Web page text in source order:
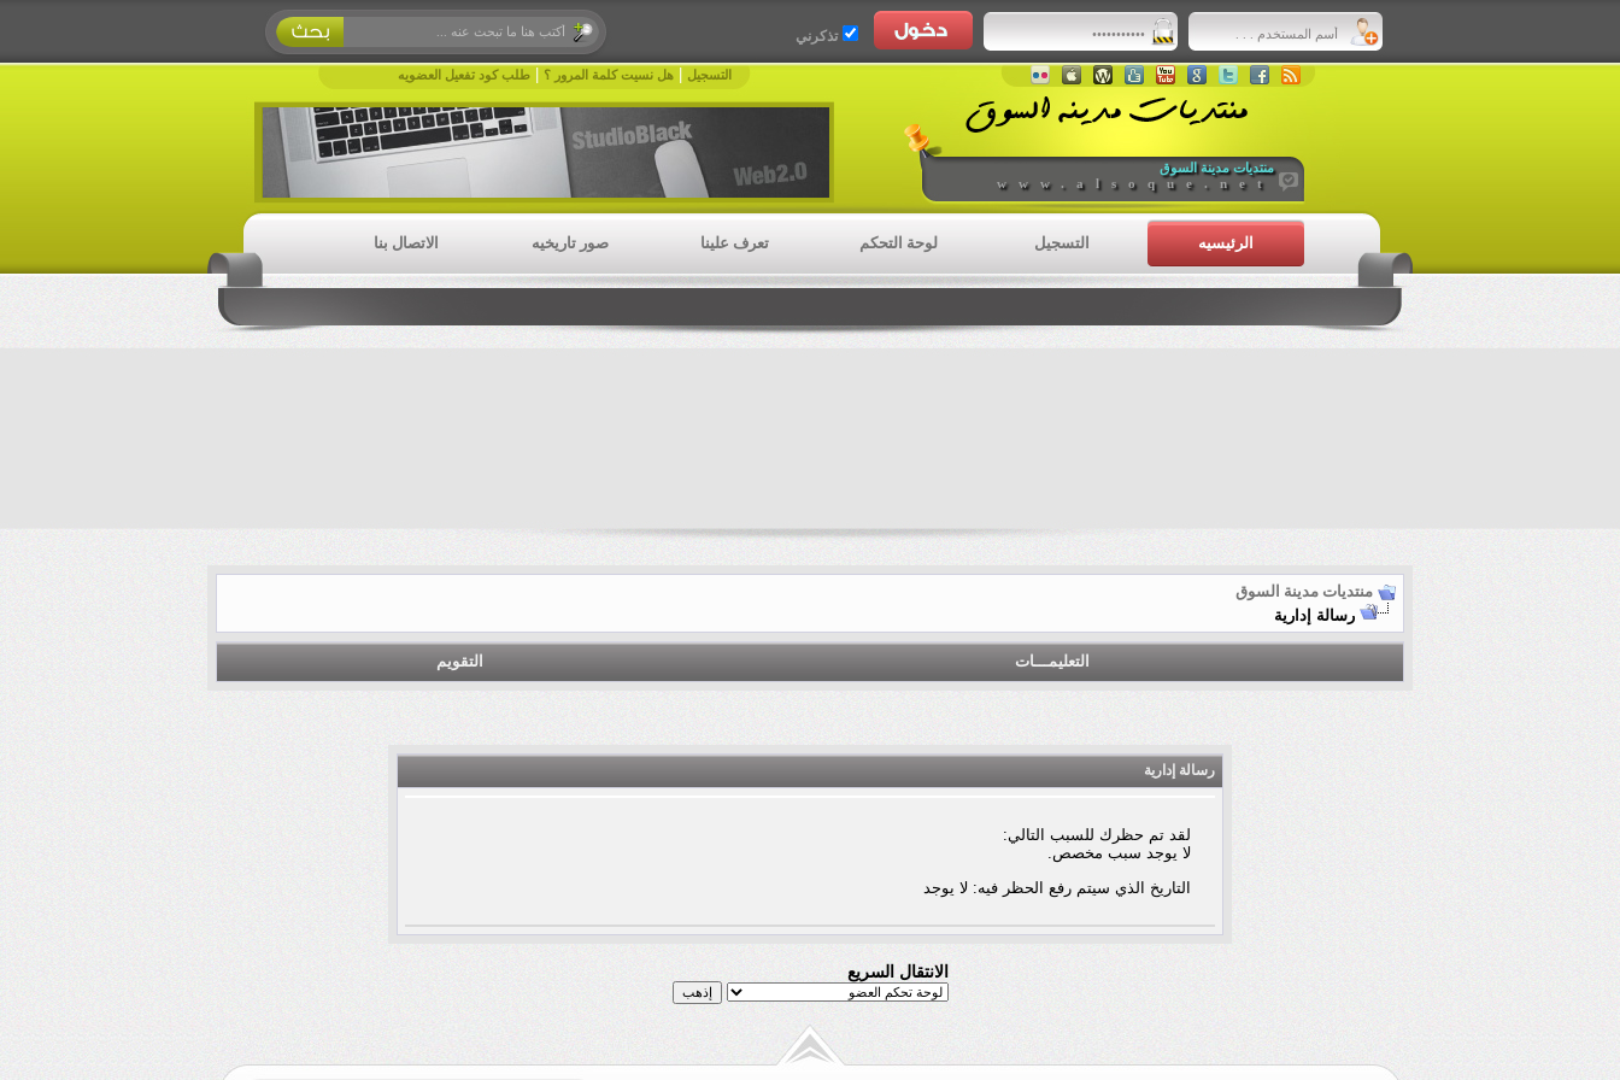
تذكرني
التسجيل هل نسيت كلمة المرور ؟ طلب كود تفعيل العضويه
منتديات مدينة السوق
www.alsoque.net
الرئيسيه التسجيل لوحة التحكم تعرف علينا صور تاريخيه الاتصال بنا
منتديات مدينة السوق
رسالة إدارية
التعليمـــات التقويم
رسالة إدارية
لقد تم حظرك للسبب التالي:
لا يوجد سبب مخصص.
التاريخ الذي سيتم رفع الحظر فيه: لا يوجد
الانتقال السريع